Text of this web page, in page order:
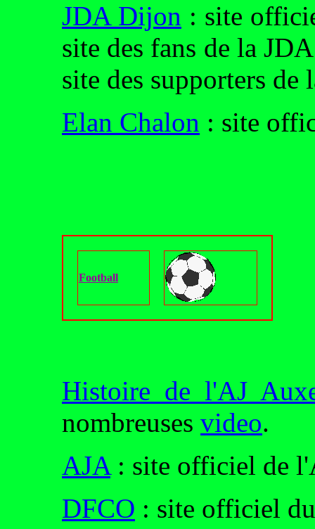
JDA Dijon : site
site des fans de la
site des supporters
Elan Chalon : site
Football
Histoire de l'AJ
nombreuses video.
AJA: site officiel de
DFCO : site officiel